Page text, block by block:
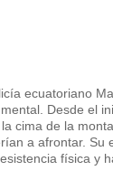
ecuatoriano
Desde el
cima de la
a afrontar. Su
física y